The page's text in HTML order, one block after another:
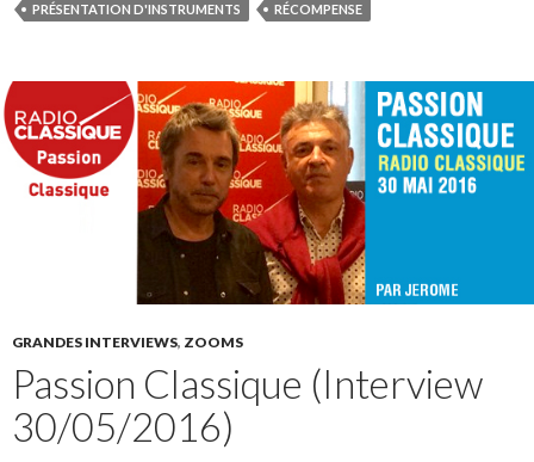
PRÉSENTATION D'INSTRUMENTS
RÉCOMPENSE
GRANDES INTERVIEWS, ZOOMS
Passion Classique (Interview
30/05/2016)